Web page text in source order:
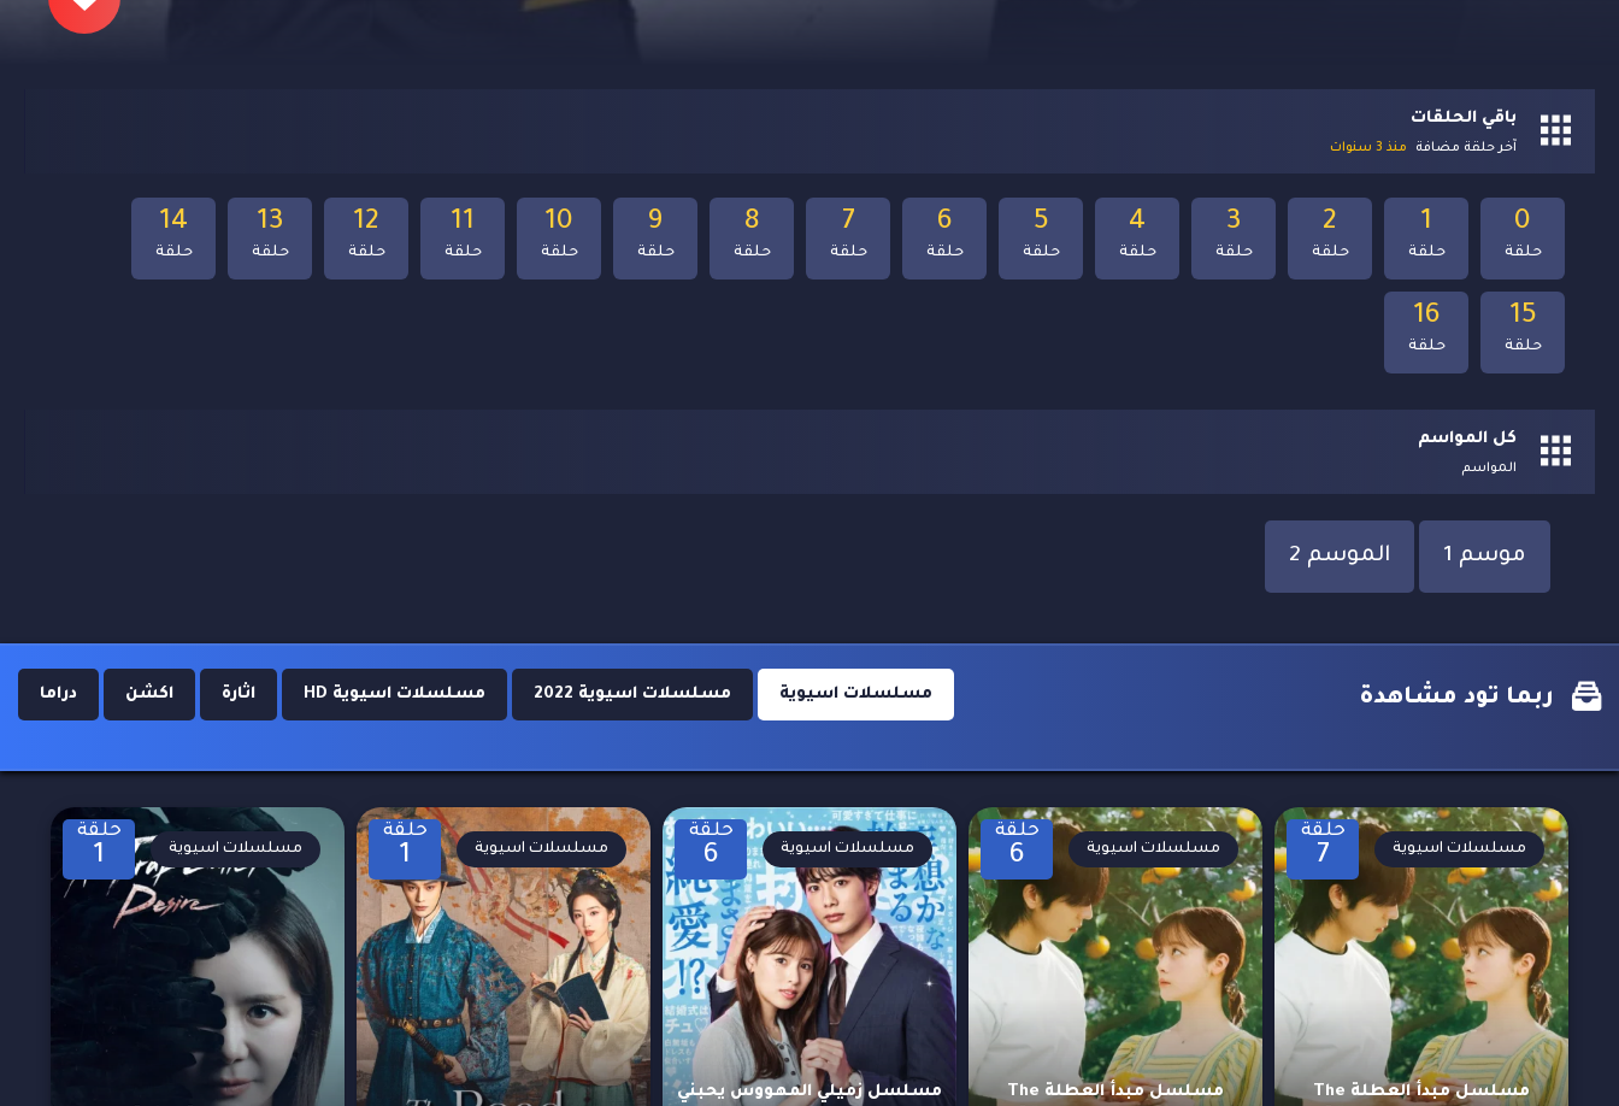
باقي الحلقات
آخر حلقة مضافة منذ 3 سنوات
16
حلقة
15
حلقة
14
حلقة
13
حلقة
12
حلقة
11
حلقة
10
حلقة
9
حلقة
8
حلقة
7
حلقة
6
حلقة
5
حلقة
4
حلقة
3
حلقة
2
حلقة
1
حلقة
0
حلقة
كل المواسم
المواسم
موسم 1 الموسم 2
ربما تود مشاهدة مسلسلات اسيوية مسلسلات اسيوية 2022 مسلسلات اسيوية HD اثارة اكشن دراما
حلقة
7
مسلسل مبدأ العطلة The
مسلسلات اسيوية
حلقة
6
مسلسل مبدأ العطلة The
مسلسلات اسيوية
حلقة
6
مسلسل زميلي المهووس يحبني
مسلسلات اسيوية
حلقة
1 مسلسلات اسيوية
حلقة
1 مسلسلات اسيوية